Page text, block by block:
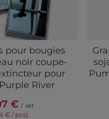
pour bougies
noir coupe-
pour
River
€ / set
€ / pcs)